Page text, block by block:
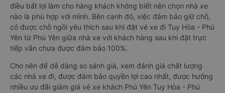
điều bất lợi làm cho hàng khách không biết nên chọn nhà xe
nào là phù hợp với mình. Bên cạnh đó, việc đảm bảo giữ chỗ,
có được chỗ ngồi yêu thích sau khi đặt vé xe đi Tuy Hòa - Phú
Yên từ Phú Yên giữa nhà xe với khách hàng sau khi đặt trực
tiếp vẫn chưa được đảm bảo 100%.
Cho nên để dễ dàng so sánh giá, xem đánh giá chất lượng
các nhà xe đi, được đảm bảo quyền lợi cao nhất, được hưởng
nhiều ưu đãi giảm giá vé xe khách Phú Yên Tuy Hòa - Phú